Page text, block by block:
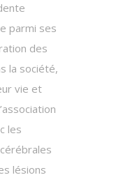
parmi ses
des
la société,
vie et
les
lésions